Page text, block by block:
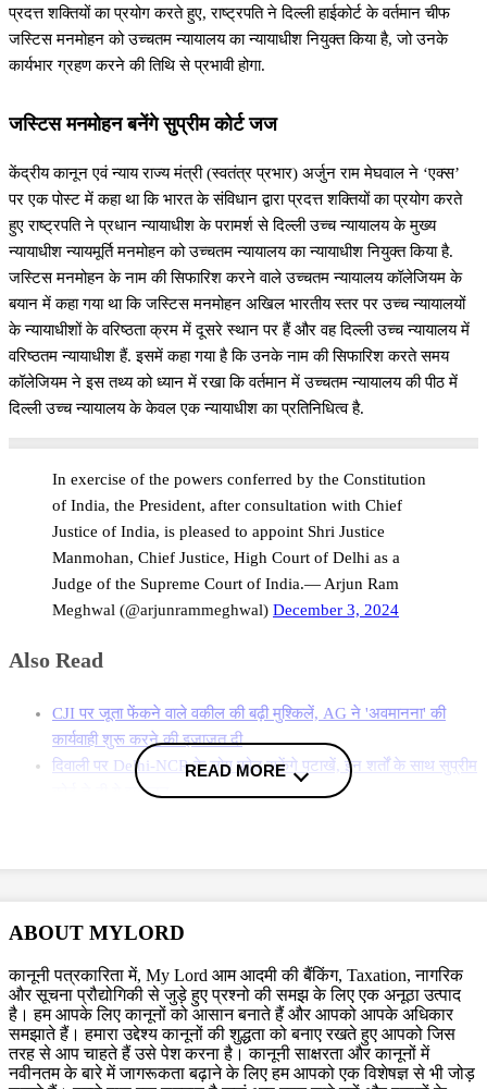
प्रदत्त शक्तियों का प्रयोग करते हुए, राष्ट्रपति ने दिल्ली हाईकोर्ट के वर्तमान चीफ
जस्टिस मनमोहन को उच्चतम न्यायालय का न्यायाधीश नियुक्त किया है, जो उनके
कार्यभार ग्रहण करने की तिथि से प्रभावी होगा.
जस्टिस मनमोहन बनेंगे सुप्रीम कोर्ट जज
केंद्रीय कानून एवं न्याय राज्य मंत्री (स्वतंत्र प्रभार) अर्जुन राम मेघवाल ने ‘एक्स’
पर एक पोस्ट में कहा था कि भारत के संविधान द्वारा प्रदत्त शक्तियों का प्रयोग करते
हुए राष्ट्रपति ने प्रधान न्यायाधीश के परामर्श से दिल्ली उच्च न्यायालय के मुख्य
न्यायाधीश न्यायमूर्ति मनमोहन को उच्चतम न्यायालय का न्यायाधीश नियुक्त किया है.
जस्टिस मनमोहन के नाम की सिफारिश करने वाले उच्चतम न्यायालय कॉलेजियम के
बयान में कहा गया था कि जस्टिस मनमोहन अखिल भारतीय स्तर पर उच्च न्यायालयों
के न्यायाधीशों के वरिष्ठता क्रम में दूसरे स्थान पर हैं और वह दिल्ली उच्च न्यायालय में
वरिष्ठतम न्यायाधीश हैं. इसमें कहा गया है कि उनके नाम की सिफारिश करते समय
कॉलेजियम ने इस तथ्य को ध्यान में रखा कि वर्तमान में उच्चतम न्यायालय की पीठ में
दिल्ली उच्च न्यायालय के केवल एक न्यायाधीश का प्रतिनिधित्व है.
In exercise of the powers conferred by the Constitution
of India, the President, after consultation with Chief
Justice of India, is pleased to appoint Shri Justice
Manmohan, Chief Justice, High Court of Delhi as a
Judge of the Supreme Court of India.— Arjun Ram
Meghwal (@arjunrammeghwal) December 3, 2024
Also Read
CJI पर जूता फेंकने वाले वकील की बढ़ी मुश्किलें, AG ने 'अवमानना' की
कार्यवाही शुरू करने की इजाजत दी
दिवाली पर Delhi-NCR के लोग फोड़ सकेंगे पटाखें, इन शर्तों के साथ सुप्रीम
कोर्ट ने दी ये इजाजत
जस्टिस मनमोहन के शीर्ष अदालत के न्यायाधीश के रूप में शपथ लेने पर उच्चतम
कम है. शीर्ष अदालत में प्रधान न्यायाधीश सहित कुल 34 न्यायाधीश होती हैं. उच्चतम
न्यायालय कॉलेजियम ने 28 नवंबर को न्यायमूर्ति मनमोहन को शीर्ष अदालत में पदोन्नत
किये जाने की सिफारिश की थी. शीर्ष अदालत में दो पद न्यायमूर्ति हिमा कोहली और पूर्व
प्रधान न्यायाधीश डीवाई चंद्रचूड़ की सेवानिवृत्ति के बाद रिक्त हुए थे. कानून मंत्रालय
READ MORE
ABOUT MYLORD
कानूनी पत्रकारिता में, My Lord आम आदमी की बैंकिंग, Taxation, नागरिक
और सूचना प्रौद्योगिकी से जुड़े हुए प्रश्नो की समझ के लिए एक अनूठा उत्पाद
है। हम आपके लिए कानूनों को आसान बनाते हैं और आपको आपके अधिकार
समझाते हैं। हमारा उद्देश्य कानूनों की शुद्धता को बनाए रखते हुए आपको जिस
तरह से आप चाहते हैं उसे पेश करना है। कानूनी साक्षरता और कानूनों में
नवीनतम के बारे में जागरूकता बढ़ाने के लिए हम आपको एक विशेषज्ञ से भी जोड़